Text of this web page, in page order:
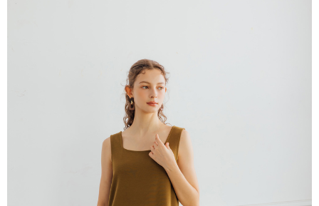
１．透過由恩沛科技股份有限公司提供之「AFTEE先享後付」服務完成之交
易，需依本服務之必要範圍內提供個人資料，並將交易相關給付款項請求債
權轉讓予恩沛科技股份有限公司。
２．關於個人資料處理事宜，請瀏覽以下網址：
https://aftee.tw/terms/#terms3
３．未成年的使用者請事先徵得法定代理人或監護人之同意方可使用
「AFTEE先享後付」，若未經同意申辦者引起之損失，本公司不負相關責
４．使用「AFTEE先享後付」時，將依據個別帳號之用戶狀況，依本公司即
時審查核予不同之上限額度；若仍有額度不足之情形，本公司將視審查結果
每筆NT$100，滿NT$2,000(含以上)免運費